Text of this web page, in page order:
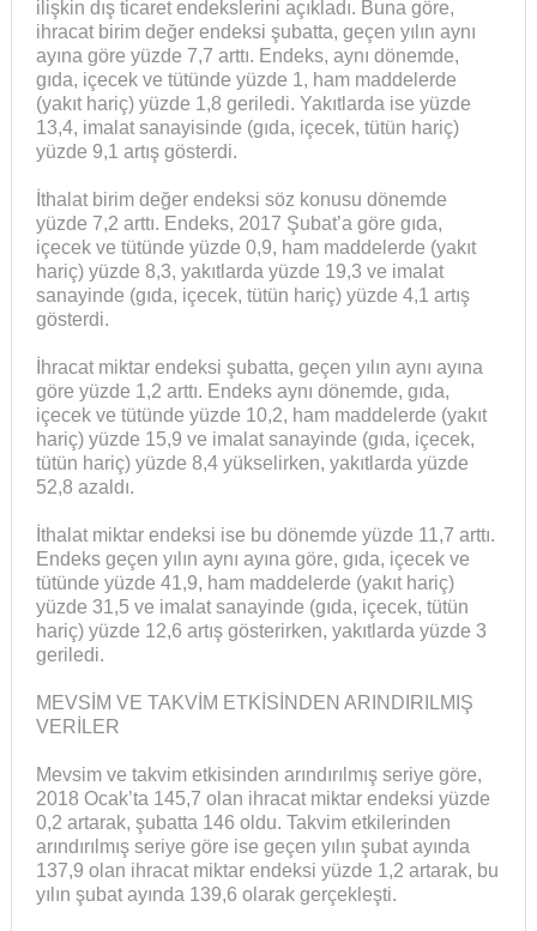
ilişkin dış ticaret endekslerini açıkladı. Buna göre,
ihracat birim değer endeksi şubatta, geçen yılın aynı
ayına göre yüzde 7,7 arttı. Endeks, aynı dönemde,
gıda, içecek ve tütünde yüzde 1, ham maddelerde
(yakıt hariç) yüzde 1,8 geriledi. Yakıtlarda ise yüzde
13,4, imalat sanayisinde (gıda, içecek, tütün hariç)
yüzde 9,1 artış gösterdi.
İthalat birim değer endeksi söz konusu dönemde
yüzde 7,2 arttı. Endeks, 2017 Şubat’a göre gıda,
içecek ve tütünde yüzde 0,9, ham maddelerde (yakıt
hariç) yüzde 8,3, yakıtlarda yüzde 19,3 ve imalat
sanayinde (gıda, içecek, tütün hariç) yüzde 4,1 artış
gösterdi.
İhracat miktar endeksi şubatta, geçen yılın aynı ayına
göre yüzde 1,2 arttı. Endeks aynı dönemde, gıda,
içecek ve tütünde yüzde 10,2, ham maddelerde (yakıt
hariç) yüzde 15,9 ve imalat sanayinde (gıda, içecek,
tütün hariç) yüzde 8,4 yükselirken, yakıtlarda yüzde
52,8 azaldı.
İthalat miktar endeksi ise bu dönemde yüzde 11,7 arttı.
Endeks geçen yılın aynı ayına göre, gıda, içecek ve
tütünde yüzde 41,9, ham maddelerde (yakıt hariç)
yüzde 31,5 ve imalat sanayinde (gıda, içecek, tütün
hariç) yüzde 12,6 artış gösterirken, yakıtlarda yüzde 3
geriledi.
MEVSİM VE TAKVİM ETKİSİNDEN ARINDIRILMIŞ
VERİLER
Mevsim ve takvim etkisinden arındırılmış seriye göre,
2018 Ocak’ta 145,7 olan ihracat miktar endeksi yüzde
0,2 artarak, şubatta 146 oldu. Takvim etkilerinden
arındırılmış seriye göre ise geçen yılın şubat ayında
137,9 olan ihracat miktar endeksi yüzde 1,2 artarak, bu
yılın şubat ayında 139,6 olarak gerçekleşti.